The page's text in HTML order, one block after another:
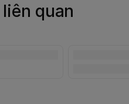
quan